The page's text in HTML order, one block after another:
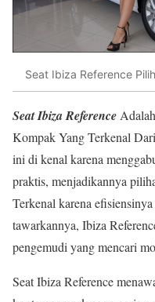
Seat Ibiza Reference
Seat Ibiza Reference
Kompak Yang Terkenal
ini di kenal karena
praktis, menjadikannya
Terkenal karena
tawarkannya, Ibiza
pengemudi yang mencari
Seat Ibiza Reference